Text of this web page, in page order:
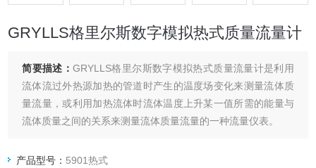
GRYLLS格里尔斯数字模拟热式质量流量计
简要描述：GRYLLS格里尔斯数字模拟热式质量流量计是利用
流体流过外热源加热的管道时产生的温度场变化来测量流体质
量流量，或利用加热流体时流体温度上升某一值所需的能量与
流体质量之间的关系来测量流体质量流量的一种流量仪表。
产品型号： 5901热式